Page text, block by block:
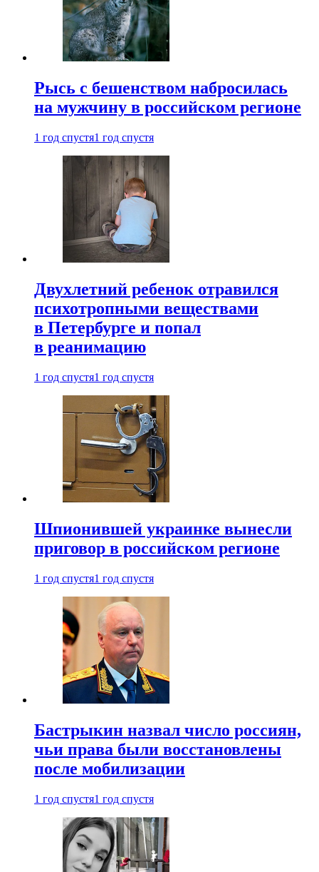
Рысь с бешенством набросилась
на мужчину в российском регионе
1 год спустя1 год спустя
Двухлетний ребенок отравился
психотропными веществами
в Петербурге и попал
в реанимацию
1 год спустя1 год спустя
Шпионившей украинке вынесли
приговор в российском регионе
1 год спустя1 год спустя
Бастрыкин назвал число россиян,
чьи права были восстановлены
после мобилизации
1 год спустя1 год спустя